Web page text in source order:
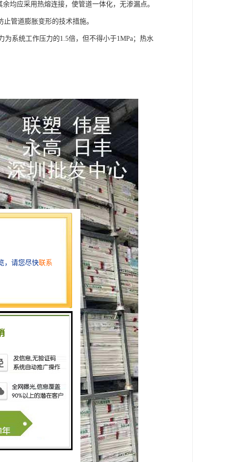
均应采用热熔连接，使管道一体化，无渗漏点。
管道膨胀变形的技术措施。
系统工作压力的1.5倍，但不得小于1MPa；热水